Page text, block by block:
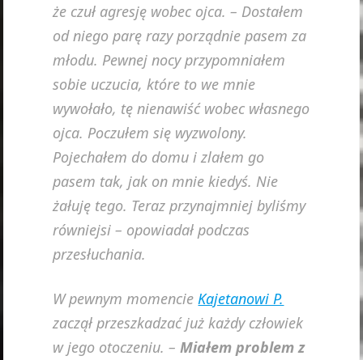
że czuł agresję wobec ojca. – Dostałem
od niego parę razy porządnie pasem za
młodu. Pewnej nocy przypomniałem
sobie uczucia, które to we mnie
wywołało, tę nienawiść wobec własnego
ojca. Poczułem się wyzwolony.
Pojechałem do domu i zlałem go
pasem tak, jak on mnie kiedyś. Nie
żałuję tego. Teraz przynajmniej byliśmy
równiejsi – opowiadał podczas
przesłuchania.
W pewnym momencie Kajetanowi P.
zaczął przeszkadzać już każdy człowiek
w jego otoczeniu. – Miałem problem z